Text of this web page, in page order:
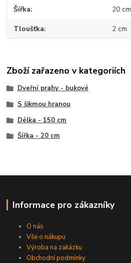
Šířka 20 cm
Tloušťka 2 cm
Zboží zařazeno v kategoriích
Dveřní prahy - bukové
S šikmou hranou
Délka - 150 cm
Šířka - 20 cm
Informace pro zákazníky
O nás
Vše o nákupu
Výroba na zakázku
Obchodní podmínky